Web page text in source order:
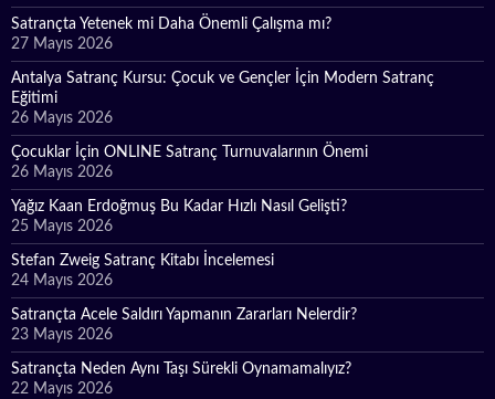
Satrançta Yetenek mi Daha Önemli Çalışma mı?
27 Mayıs 2026
Antalya Satranç Kursu: Çocuk ve Gençler İçin Modern Satranç
Eğitimi
26 Mayıs 2026
Çocuklar İçin ONLINE Satranç Turnuvalarının Önemi
26 Mayıs 2026
Yağız Kaan Erdoğmuş Bu Kadar Hızlı Nasıl Gelişti?
25 Mayıs 2026
Stefan Zweig Satranç Kitabı İncelemesi
24 Mayıs 2026
Satrançta Acele Saldırı Yapmanın Zararları Nelerdir?
23 Mayıs 2026
Satrançta Neden Aynı Taşı Sürekli Oynamamalıyız?
22 Mayıs 2026